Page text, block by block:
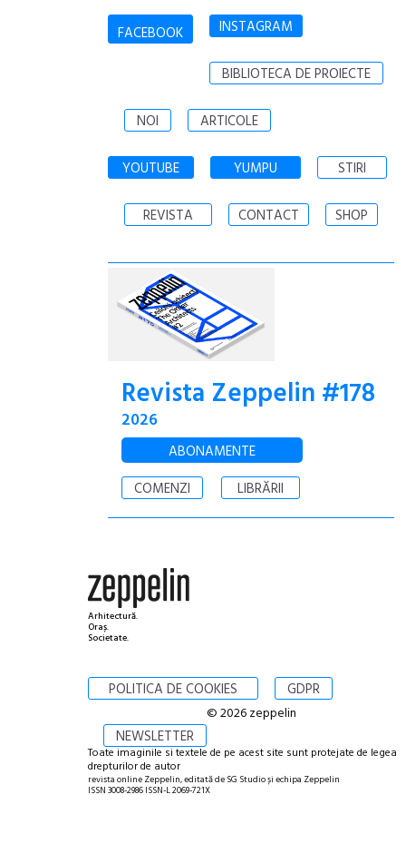
FACEBOOK INSTAGRAM
BIBLIOTECA DE PROIECTE
NOI ARTICOLE
YOUTUBE YUMPU STIRI
REVISTA CONTACT SHOP
Revista Zeppelin #178
2026
ABONAMENTE
COMENZI
LIBRĂRII
Arhitectură.
Oraș.
Societate.
POLITICA DE COOKIES GDPR
NEWSLETTER
© 2026 zeppelin
Toate imaginile si textele de pe acest site sunt protejate de legea
drepturilor de autor
revista online Zeppelin, editată de SG Studio și echipa Zeppelin
ISSN 3008-2986 ISSN-L 2069-721X